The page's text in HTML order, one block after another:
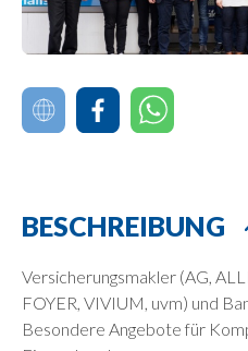
BESCHREIBUNG
Versicherungsmakler (AG,
FOYER, VIVIUM, uvm) und
Besondere Angebote für